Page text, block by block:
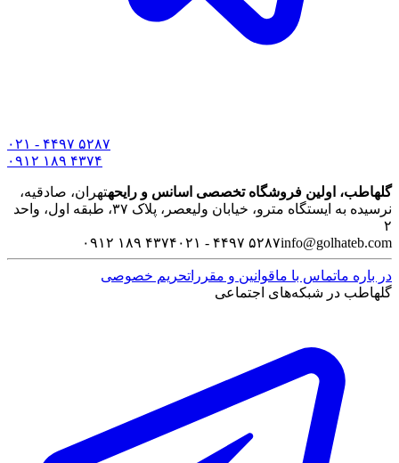
۰۲۱ - ۴۴۹۷ ۵۲۸۷
۰۹۱۲ ۱۸۹ ۴۳۷۴
گلهاطب، اولین فروشگاه تخصصی اسانس و رایحهتهران، صادقیه،
نرسیده به ایستگاه مترو، خیابان ولیعصر، پلاک ۳۷، طبقه اول، واحد
۲
info@golhateb.com۰۲۱ - ۴۴۹۷ ۵۲۸۷ ۰۹۱۲ ۱۸۹ ۴۳۷۴
در باره ماتماس با ماقوانین و مقرراتحریم خصوصی
گلهاطب در شبکه‌های اجتماعی